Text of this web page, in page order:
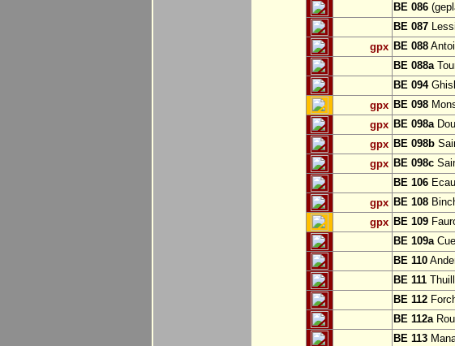
BE 086
BE 087
gpx BE 088
BE 088a
BE 094
gpx BE 098
gpx BE 098a
gpx BE 098b
gpx BE 098c
BE 106
gpx BE 108
gpx BE 109
BE 109a
BE 110
BE 111
BE 112
BE 112a
BE 113